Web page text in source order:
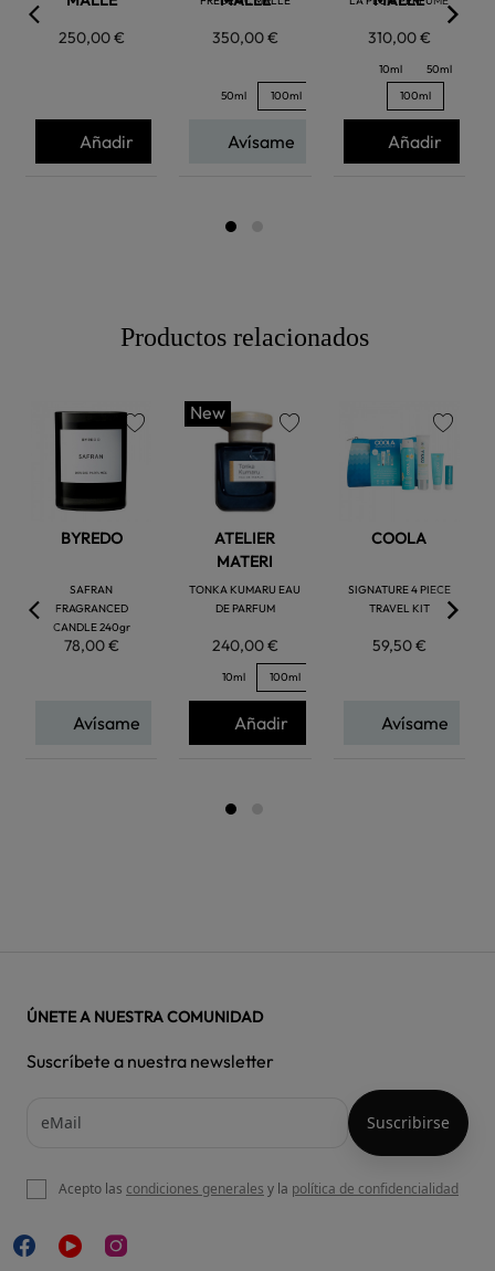
250,00 €
Añadir
350,00 €
50ml 100ml
Avísame
310,00 €
10ml
50ml
100ml
Añadir
Productos relacionados
BYREDO
SAFRAN
FRAGRANCED
CANDLE 240gr
78,00 €
Avísame
New
ATELIER
MATERI
TONKA KUMARU EAU
DE PARFUM
240,00 €
10ml 100ml
Añadir
COOLA
SIGNATURE 4 PIECE
TRAVEL KIT
59,50 €
Avísame
ÚNETE A NUESTRA COMUNIDAD
Suscríbete a nuestra newsletter
Acepto las condiciones generales y la política de confidencialidad